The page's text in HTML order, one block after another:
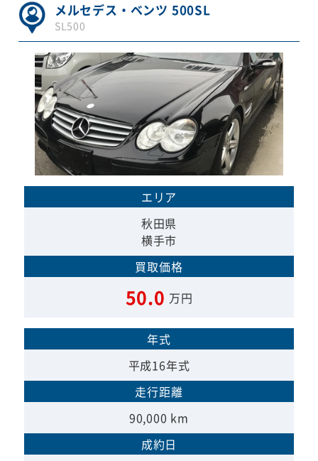
メルセデス・ベンツ 500SL
SL500
エリア
秋田県
横手市
買取価格
50.0 万円
年式
平成16年式
走行距離
90,000 km
成約日